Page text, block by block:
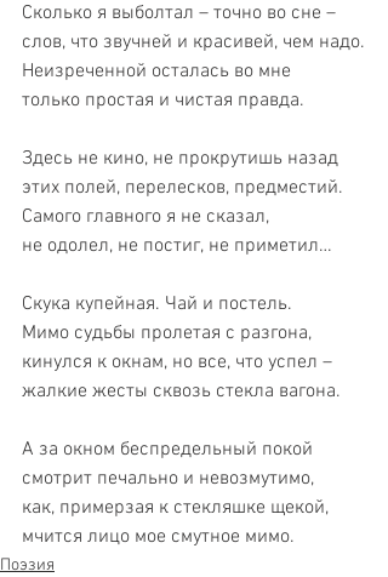
Сколько я выболтал – точно во сне –
слов, что звучней и красивей, чем надо.
Неизреченной осталась во мне
только простая и чистая правда.
Здесь не кино, не прокрутишь назад
этих полей, перелесков, предместий.
Самого главного я не сказал,
не одолел, не постиг, не приметил…
Скука купейная. Чай и постель.
Мимо судьбы пролетая с разгона,
кинулся к окнам, но все, что успел –
жалкие жесты сквозь стекла вагона.
А за окном беспредельный покой
смотрит печально и невозмутимо,
как, примерзая к стекляшке щекой,
мчится лицо мое смутное мимо.
Поэзия